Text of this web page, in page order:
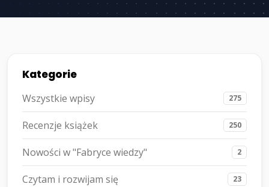
Kategorie
Wszystkie wpisy 275
Recenzje książek 250
Nowości w "Fabryce wiedzy" 2
Czytam i rozwijam się 23